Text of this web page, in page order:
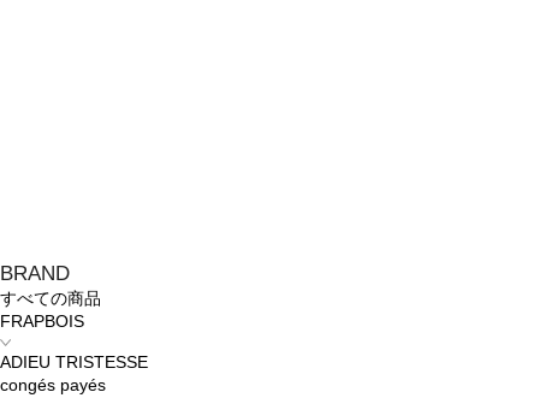
BRAND
すべての商品
FRAPBOIS
ADIEU TRISTESSE
congés payés